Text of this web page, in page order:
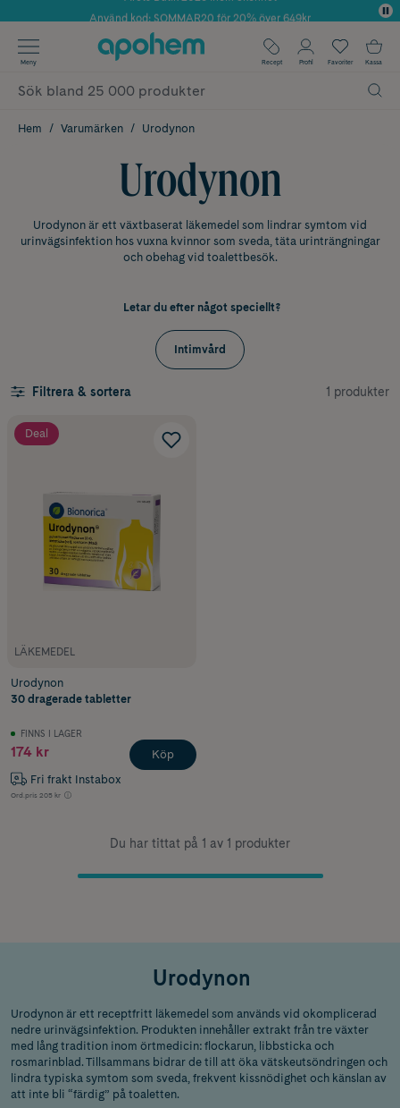
Använd kod: SOMMAR20 för 20% över 649kr
✓ Fri frakt
✓ Poäng på alla köp*
Meny Recept Profil Favoriter Kassa
Hem Varumärken Urodynon
Urodynon
Urodynon är ett växtbaserat läkemedel som lindrar symtom vid
urinvägsinfektion hos vuxna kvinnor som sveda, täta urinträngningar
och obehag vid toalettbesök.
Letar du efter något speciellt?
Intimvård
Filtrera & sortera 1 produkter
Deal
LÄKEMEDEL
Urodynon
30 dragerade tabletter
FINNS I LAGER
174 kr
Fri frakt Instabox
Ord.pris 205 kr
Köp
Du har tittat på 1 av 1 produkter
Urodynon
Urodynon är ett receptfritt läkemedel som används vid okomplicerad
nedre urinvägsinfektion. Produkten innehåller extrakt från tre växter
med lång tradition inom örtmedicin: flockarun, libbsticka och
rosmarinblad. Tillsammans bidrar de till att öka vätskeutsöndringen och
lindra typiska symtom som sveda, frekvent kissnödighet och känslan av
att inte bli “färdig” på toaletten.